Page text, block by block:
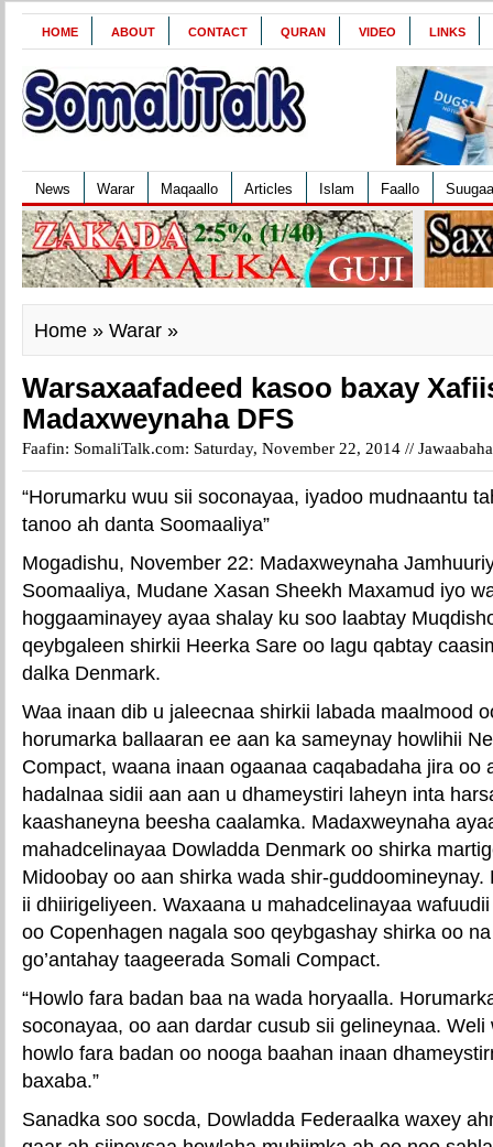
HOME ABOUT CONTACT QURAN VIDEO LINKS
News Warar Maqaallo Articles Islam Faallo
Home » Warar »
Warsaxaafadeed kasoo baxay
Madaxweynaha DFS
Faafin: SomaliTalk.com: Saturday, November 22, 2014 //
“Horumarku wuu sii soconayaa, iyadoo mudnaantu
tanoo ah danta Soomaaliya”
Mogadishu, November 22: Madaxweynaha
Soomaaliya, Mudane Xasan Sheekh Maxamud iyo
hoggaaminayey ayaa shalay ku soo laabtay
qeybgaleen shirkii Heerka Sare oo lagu qabtay
dalka Denmark.
Waa inaan dib u jaleecnaa shirkii labada maalmood
horumarka ballaaran ee aan ka sameynay howlihii
Compact, waana inaan ogaanaa caqabadaha jira oo
hadalnaa sidii aan aan u dhameystiri laheyn inta
kaashaneyna beesha caalamka. Madaxweynaha
mahadcelinayaa Dowladda Denmark oo shirka
Midoobay oo aan shirka wada shir-
ii dhiirigeliyeen. Waxaana u mahadcelinayaa
oo Copenhagen nagala soo qeybgashay shirka oo
go’antahay taageerada Somali Compact.
“Howlo fara badan baa na wada horyaalla.
soconayaa, oo aan dardar cusub sii gelineynaa.
howlo fara badan oo nooga baahan inaan
baxaba.”
Sanadka soo socda, Dowladda Federaalka waxey